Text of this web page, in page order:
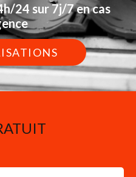
24 sur 7j/7 en cas